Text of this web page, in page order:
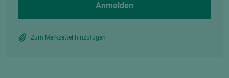
Anmelden
Zum Merkzettel hinzufügen